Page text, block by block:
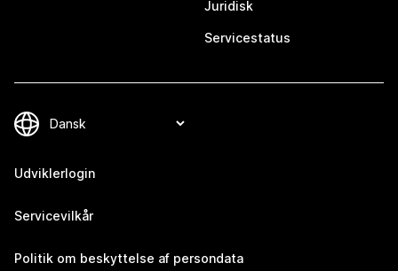
Juridisk
Servicestatus
Udviklerlogin
Servicevilkår
Politik om beskyttelse af persondata